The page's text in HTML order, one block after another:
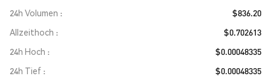
24h Volumen
$836.20
Allzeithoch
$0.702613
24h Hoch
$0.00048335
24h Tief
$0.00048335